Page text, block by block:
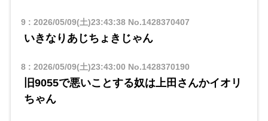
9: 2026/05/09(土)23:43:38No.1428370407
いきなりあじちょきじゃん
8: 2026/05/09(土)23:43:00 No.1428370190
旧9055で悪いことする奴は上田さんかイオリ
ちゃん